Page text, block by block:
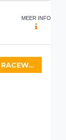
MEER INFO
PLAYFOREVER LORETINO MONACO RACEWAGEN